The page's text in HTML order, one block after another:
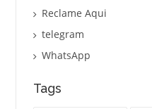
Reclame Aqui
telegram
WhatsApp
Tags